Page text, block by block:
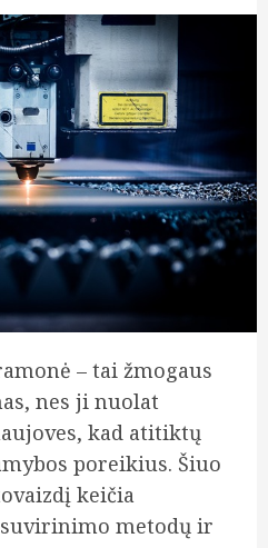
– tai žmogaus
nes ji nuolat
kad atitiktų
poreikius. Šiuo
keičia
metodų ir